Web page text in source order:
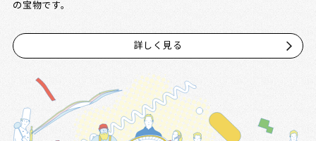
の宝物です。
詳しく見る